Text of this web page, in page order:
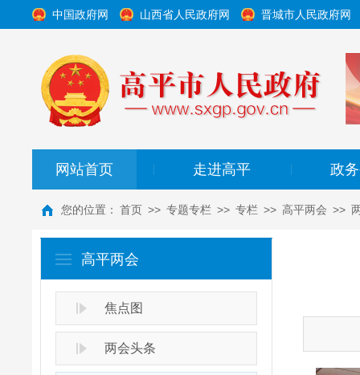
中国政府网 山西省人民政府网 晋城市人民政府网
网站首页 走进高平 政
您的位置： 首页 >> 专题专栏 >> 专栏 >> 高平两会 >>
高平两会
焦点图
两会头条